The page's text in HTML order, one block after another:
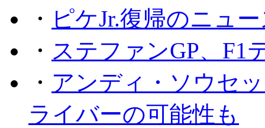
・ ピケJr.復帰のニュ
・ ステファンGP、F1
・ アンディ・ソウセ
ライバーの可能性も